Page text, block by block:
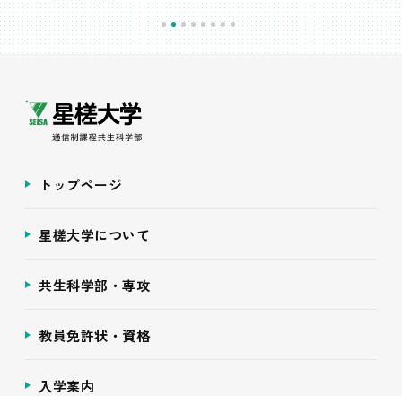
トップページ
星槎大学について
共生科学部・専攻
教員免許状・資格
入学案内